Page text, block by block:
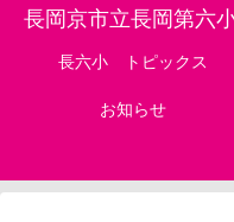
長岡京市立長岡第六
長六小 トピックス
お知らせ